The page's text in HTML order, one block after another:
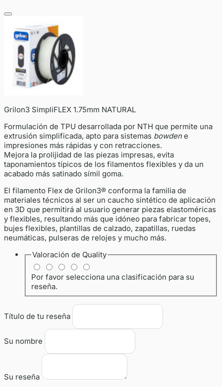
Grilon3 SimpliFLEX 1.75mm NATURAL
Formulación de TPU desarrollada por NTH que permite una
extrusión simplificada, apto para sistemas bowdene
impresiones más rápidas y con retracciones.
Mejora la prolijidad de las piezas impresas, evita
taponamientos típicos de los filamentos flexibles y da un
acabado más satinado símil goma.
El filamento Flex de Grilon3® conforma la familia de
materiales técnicos al ser un caucho sintético de aplicación
en 3D que permitirá al usuario generar piezas elastoméricas
y flexibles, resultando más que idóneo para fabricar topes,
bujes flexibles, plantillas de calzado, zapatillas, ruedas
neumáticas, pulseras de relojes y mucho más.
Valoración de Quality
Por favor selecciona una clasificación para su
reseña.
Título de tu reseña
Su nombre
Su reseña